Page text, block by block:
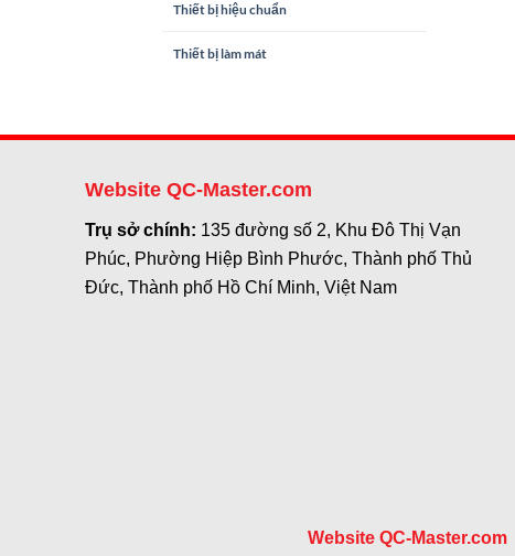
Thiết bị hiệu chuẩn
Thiết bị làm mát
Website QC-Master.com
Trụ sở chính: 135 đường số 2, Khu Đô Thị Vạn
Phúc, Phường Hiệp Bình Phước, Thành phố Thủ
Đức, Thành phố Hồ Chí Minh, Việt Nam
Website QC-Master.com